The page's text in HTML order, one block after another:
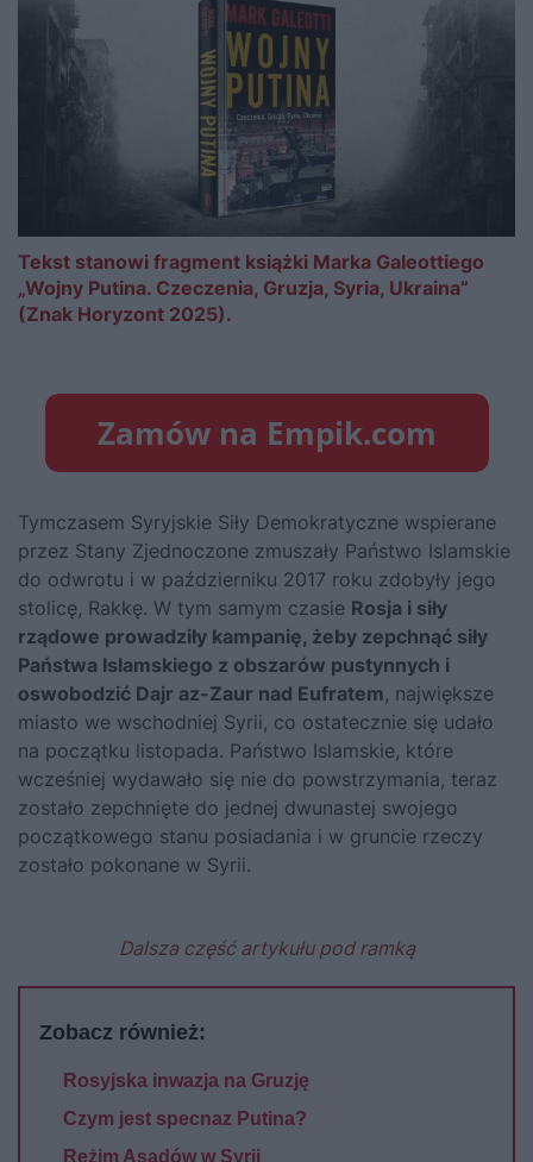
Tekst stanowi fragment książki Marka Galeottiego
„Wojny Putina. Czeczenia, Gruzja, Syria, Ukraina”
(Znak Horyzont 2025).
Tymczasem Syryjskie Siły Demokratyczne wspierane
przez Stany Zjednoczone zmuszały Państwo Islamskie
do odwrotu i w październiku 2017 roku zdobyły jego
stolicę, Rakkę. W tym samym czasie Rosja i siły
rządowe prowadziły kampanię, żeby zepchnąć siły
Państwa Islamskiego z obszarów pustynnych i
oswobodzić Dajr az-Zaur nad Eufratem, największe
miasto we wschodniej Syrii, co ostatecznie się udało
na początku listopada. Państwo Islamskie, które
wcześniej wydawało się nie do powstrzymania, teraz
zostało zepchnięte do jednej dwunastej swojego
początkowego stanu posiadania i w gruncie rzeczy
zostało pokonane w Syrii.
Dalsza część artykułu pod ramką
Zobacz również:
Rosyjska inwazja na Gruzję
Czym jest specnaz Putina?
Reżim Asadów w Syrii